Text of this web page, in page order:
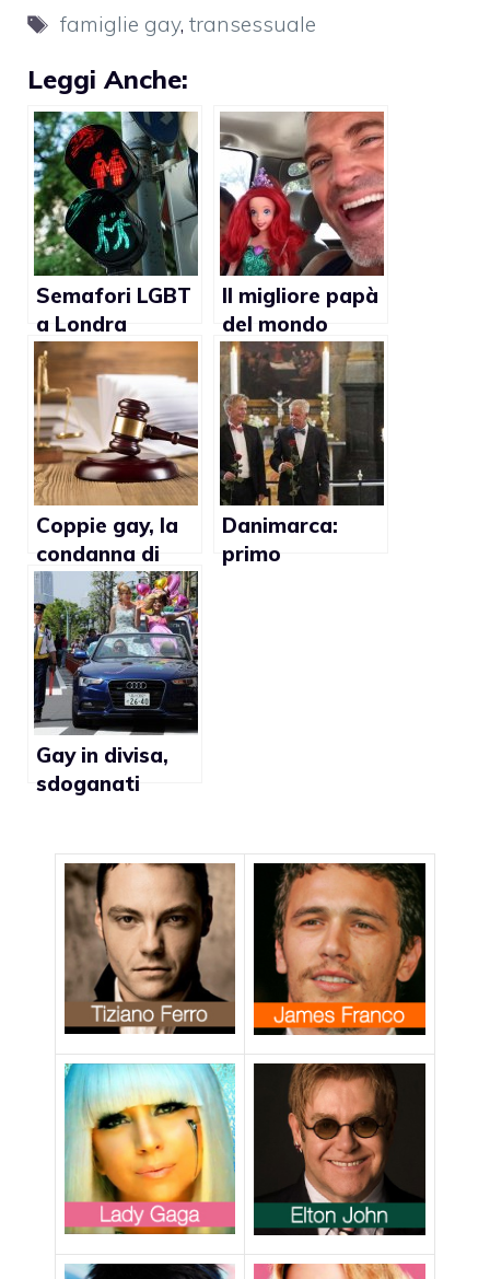
Tag
famiglie gay,transessuale
Leggi Anche:
Semafori LGBT
a Londra
diventano
permanenti
Il migliore papà
del mondo
Coppie gay, la
condanna di
Strasburgo
cambierà
l’Italia?
Danimarca:
primo
Gay in divisa,
sdoganati
omosessuali